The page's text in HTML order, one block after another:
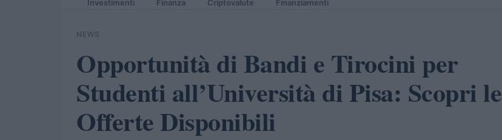
Investimenti Finanza Criptovalute Finanziamenti
NEWS
Opportunità di Bandi e Tirocini per
Studenti all’Università di Pisa: Scopri le
Offerte Disponibili